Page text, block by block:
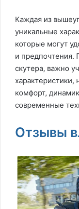
Каждая из
уникальные
которые могут
и предпочтения.
скутера, важно
характеристики,
комфорт,
современные
Отзывы